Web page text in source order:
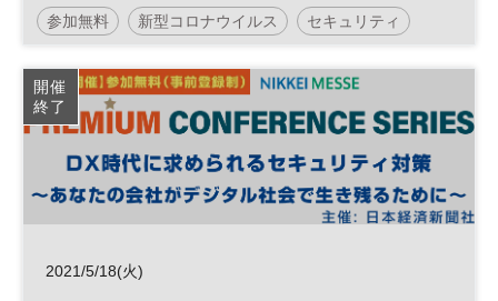
参加無料 新型コロナウイルス セキュリティ
デジタルトランスフォーメーション IT テレワーク
DX 日経オンラインセミナー
開催
終了
2021/5/18(火)